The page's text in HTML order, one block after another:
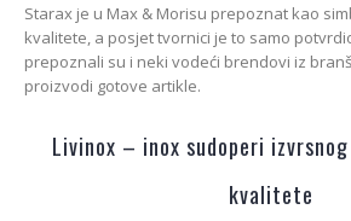
Starax je u Max & Morisu prepoznat kao
kvalitete, a posjet tvornici je to samo
prepoznali su i neki vodeći brendovi iz
proizvodi gotove artikle.
Livinox – inox sudoperi
kvalitete